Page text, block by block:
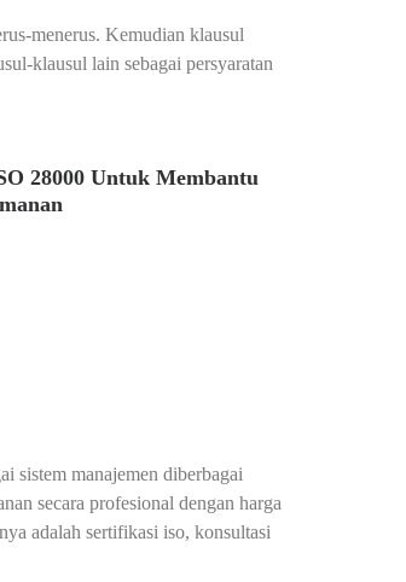
menerus. Kemudian klausul
klausul lain sebagai persyaratan
28000 Untuk Membantu
sistem manajemen diberbagai
secara profesional dengan harga
adalah sertifikasi iso, konsultasi